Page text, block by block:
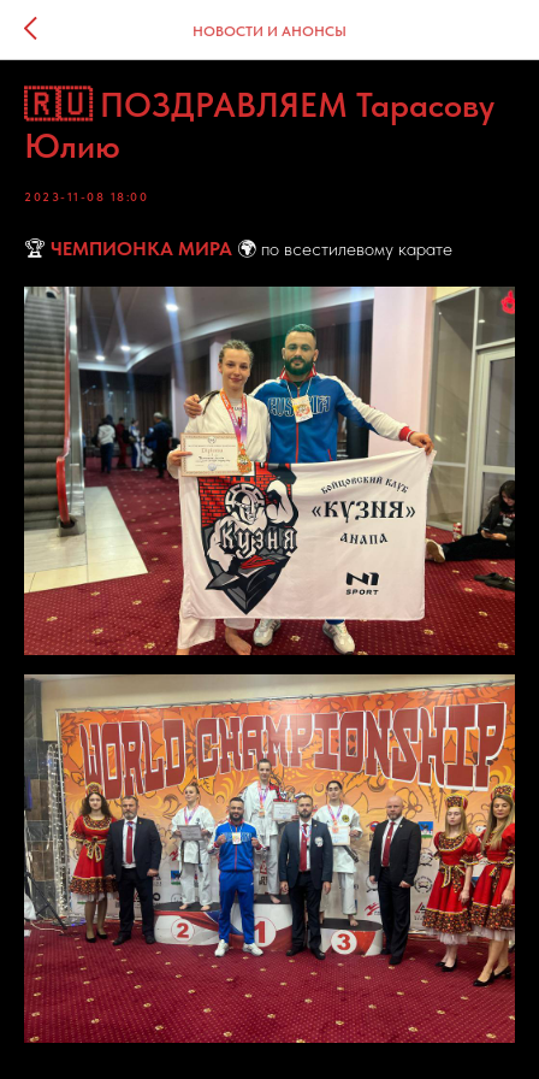
НОВОСТИ И АНОНСЫ
🇷🇺 ПОЗДРАВЛЯЕМ Тарасову
Юлию
2023-11-08 18:00
🏆 ЧЕМПИОНКА МИРА 🌍 по всестилевому карате